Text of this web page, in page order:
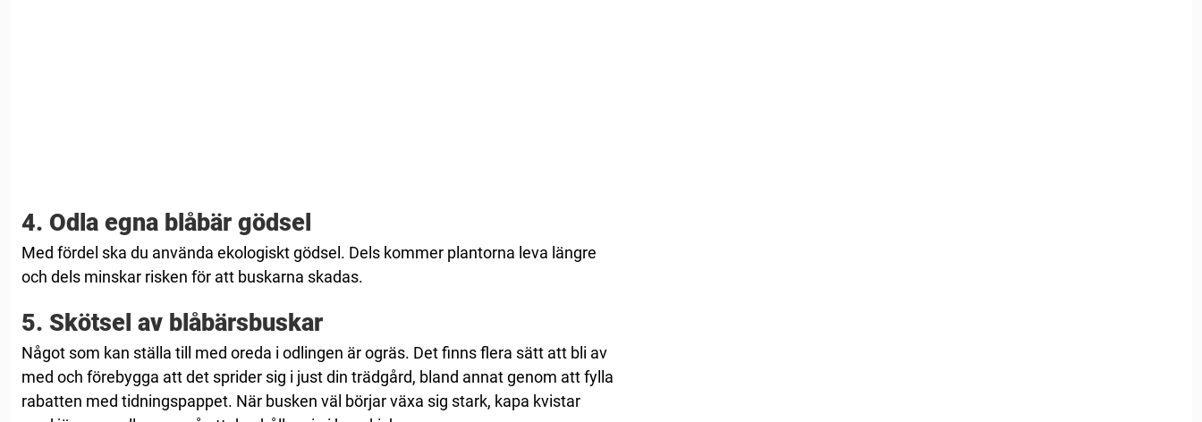
4. Odla egna blåbär gödsel
Med fördel ska du använda ekologiskt gödsel. Dels kommer plantorna leva längre
och dels minskar risken för att buskarna skadas.
5. Skötsel av blåbärsbuskar
Något som kan ställa till med oreda i odlingen är ogräs. Det finns flera sätt att bli av
med och förebygga att det sprider sig i just din trädgård, bland annat genom att fylla
rabatten med tidningspappet. När busken väl börjar växa sig stark, kapa kvistar